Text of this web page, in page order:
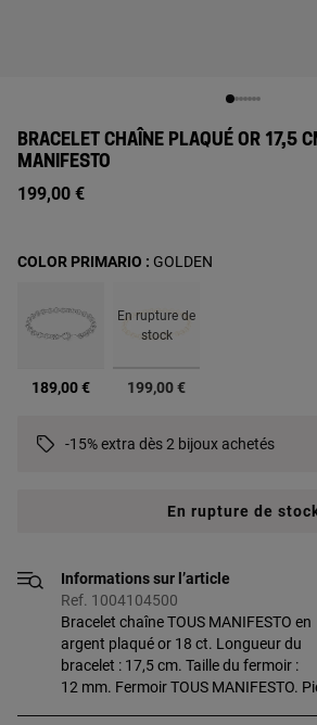
BRACELET CHAÎNE PLAQUÉ OR 17,5
MANIFESTO
199,00 €
189,00 €
En rupture de
stock
sélectionné
199,00 €
COLOR PRIMARIO : GOLDEN
-15% extra dès 2 bijoux achetés
En rupture de
Informations sur l’article
Ref. 1004104500
Bracelet chaîne TOUS MANIFESTO en
argent plaqué or 18 ct. Longueur du
bracelet : 17,5 cm. Taille du fermoir :
12 mm. Fermoir TOUS MANIFESTO.